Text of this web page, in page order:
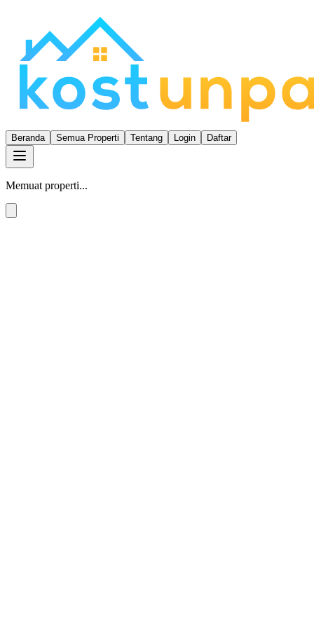
Beranda Semua Properti Tentang Login Daftar
Memuat properti...